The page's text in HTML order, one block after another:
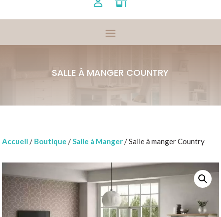
SALLE À MANGER COUNTRY
Accueil / Boutique /Salle à Manger/ Salle à manger Country